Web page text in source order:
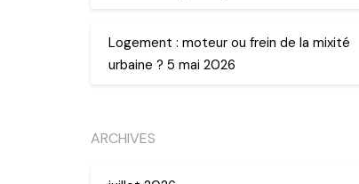
Logement : moteur ou frein de la mixité
urbaine ? 5 mai 2026
ARCHIVES